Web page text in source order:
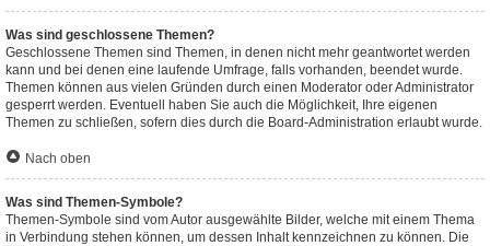
Was sind geschlossene Themen?
Geschlossene Themen sind Themen, in denen nicht mehr geantwortet werden
kann und bei denen eine laufende Umfrage, falls vorhanden, beendet wurde.
Themen können aus vielen Gründen durch einen Moderator oder Administrator
gesperrt werden. Eventuell haben Sie auch die Möglichkeit, Ihre eigenen
Themen zu schließen, sofern dies durch die Board-Administration erlaubt wurde.
Nach oben
Was sind Themen-Symbole?
Themen-Symbole sind vom Autor ausgewählte Bilder, welche mit einem Thema
in Verbindung stehen können, um dessen Inhalt kennzeichnen zu können. Die